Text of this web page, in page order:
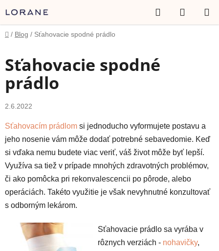
na
obsah
Hľadať
KOŠÍK
Domov
/ Blog / Sťahovacie spodné prádlo
Sťahovacie spodné
prádlo
2.6.2022
Sťahovacím prádlom si jednoducho vyformujete postavu a
jeho nosenie vám môže dodať potrebné sebavedomie. Keď
si vďaka nemu budete viac veriť, váš život môže byť lepší.
Využíva sa tiež v prípade mnohých zdravotných problémov,
či ako pomôcka pri rekonvalescencii po pôrode, alebo
operáciách. Takéto využitie je však nevyhnutné konzultovať
s odborným lekárom.
Sťahovacie prádlo sa vyrába v
rôznych verziách - nohavičky,